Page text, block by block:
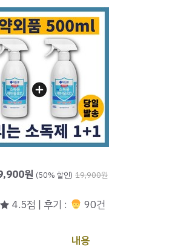
원 (50% 할인) 19,900원
4.5점 | 후기 : 90건
내용